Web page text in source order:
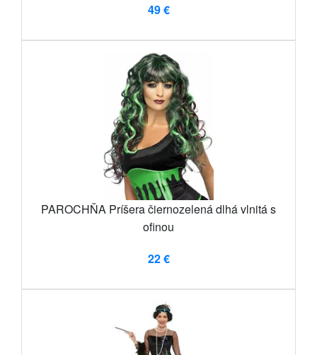
49 €
PAROCHŇA Príšera čiernozelená dlhá vlnitá s
ofinou
22 €